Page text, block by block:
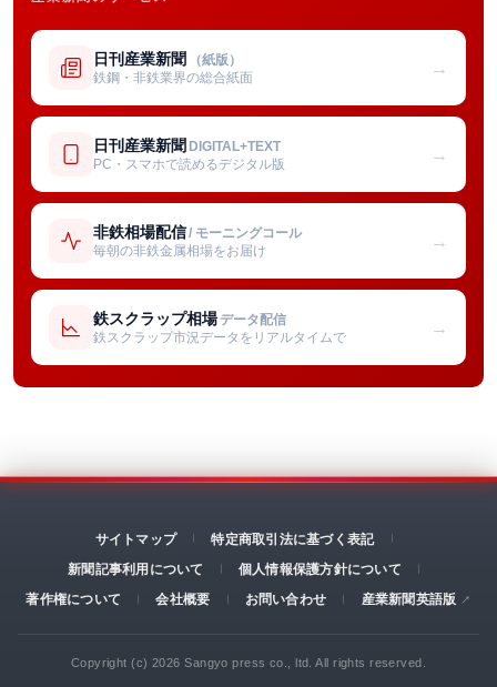
日刊産業新聞 （紙版）
鉄鋼・非鉄業界の総合紙面
→
日刊産業新聞 DIGITAL+TEXT
PC・スマホで読めるデジタル版
→
非鉄相場配信/ モーニングコール
毎朝の非鉄金属相場をお届け
→
鉄スクラップ相場 データ配信
鉄スクラップ市況データをリアルタイムで
→
サイトマップ
特定商取引法に基づく表記
新聞記事利用について
個人情報保護方針について
著作権について
会社概要 お問い合わせ 産業新聞英語版
Copyright (c) 2026 Sangyo press co., ltd. All rights reserved.